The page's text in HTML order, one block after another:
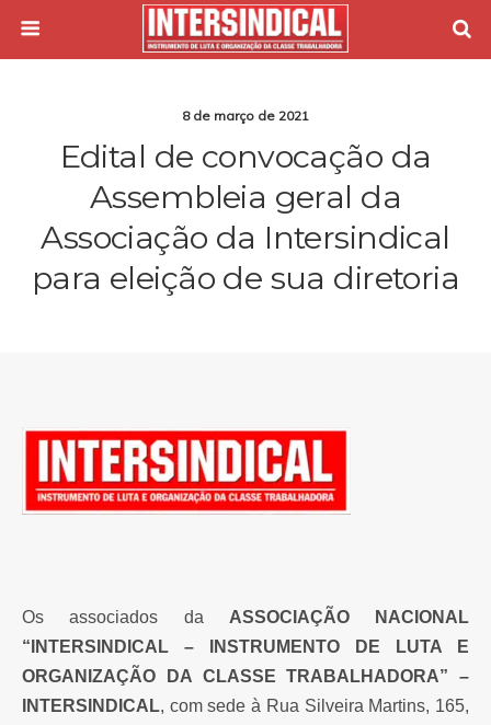
8 de março de 2021
Edital de convocação da
Assembleia geral da
Associação da Intersindical
para eleição de sua diretoria
Os associados da ASSOCIAÇÃO NACIONAL
“INTERSINDICAL – INSTRUMENTO DE LUTA E
ORGANIZAÇÃO DA CLASSE TRABALHADORA” –
INTERSINDICAL, com sede à Rua Silveira Martins, 165,